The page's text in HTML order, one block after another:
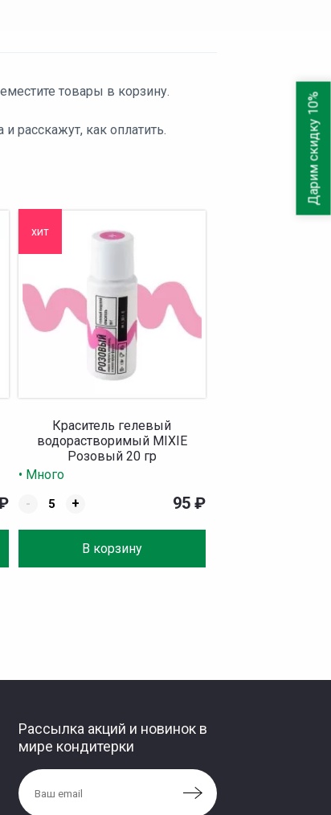
товары в корзину.
расскажут, как оплатить.
хит
Краситель гелевый
водорастворимый MIXIE
Розовый 20 гр
• Много
-
+
В корзину
95 ₽
Рассылка акций и новинок в
мире кондитерки
Дарим скидку 10%